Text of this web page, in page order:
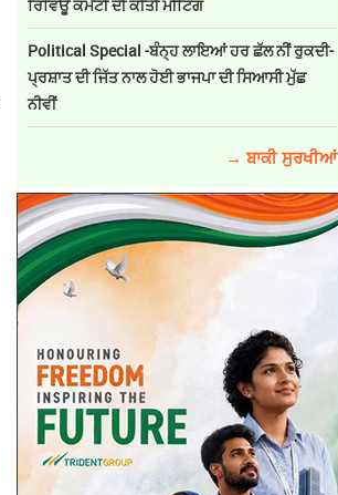
ਰਿਵਿਊ ਕਮੇਟੀ ਦੀ ਕੀਤੀ ਮੀਟਿੰਗ
Political Special -ਬੰਨ੍ਹ ਲਾਇਆਂ ਹਰ ਛੱਲ ਨੀਂ ਰੁਕਦੀ-
ਪ੍ਰਸ਼ਾਤ ਦੀ ਜਿੱਤ ਨਾਲ ਹੋਈ ਭਾਜਪਾ ਦੀ ਸਿਆਸੀ ਮੁੱਛ
ਨੀਵੀਂ
→ ਬਾਕੀ ਸੁਰਖੀਆਂ